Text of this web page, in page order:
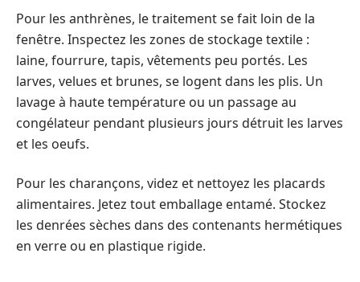
Pour les anthrènes, le traitement se fait loin de la
fenêtre. Inspectez les zones de stockage textile :
laine, fourrure, tapis, vêtements peu portés. Les
larves, velues et brunes, se logent dans les plis. Un
lavage à haute température ou un passage au
congélateur pendant plusieurs jours détruit les larves
et les oeufs.
Pour les charançons, videz et nettoyez les placards
alimentaires. Jetez tout emballage entamé. Stockez
les denrées sèches dans des contenants hermétiques
en verre ou en plastique rigide.